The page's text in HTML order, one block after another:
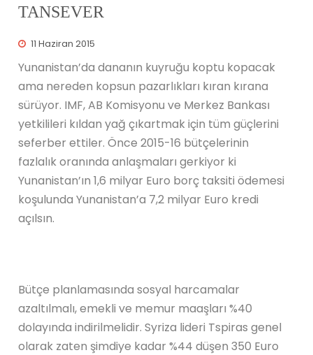
TANSEVER
11 Haziran 2015
Yunanistan’da dananın kuyruğu koptu kopacak
ama nereden kopsun pazarlıkları kıran kırana
sürüyor. IMF, AB Komisyonu ve Merkez Bankası
yetkilileri kıldan yağ çıkartmak için tüm güçlerini
seferber ettiler. Önce 2015-16 bütçelerinin
fazlalık oranında anlaşmaları gerkiyor ki
Yunanistan’ın 1,6 milyar Euro borç taksiti ödemesi
koşulunda Yunanistan’a 7,2 milyar Euro kredi
açılsın.
Bütçe planlamasında sosyal harcamalar
azaltılmalı, emekli ve memur maaşları %40
dolayında indirilmelidir. Syriza lideri Tspiras genel
olarak zaten şimdiye kadar %44 düşen 350 Euro